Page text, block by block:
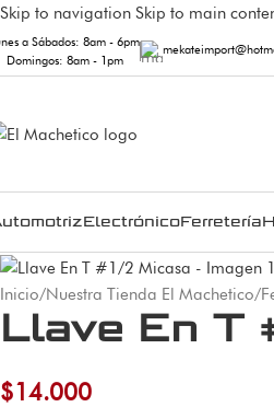
Skip to navigation Skip to main
a Sábados: 8am - 6pm
Domingos: 8am - 1pm
ElectrónicoFerretería
Inicio/Nuestra Tienda El Machetico/
Llave En T
$14.000